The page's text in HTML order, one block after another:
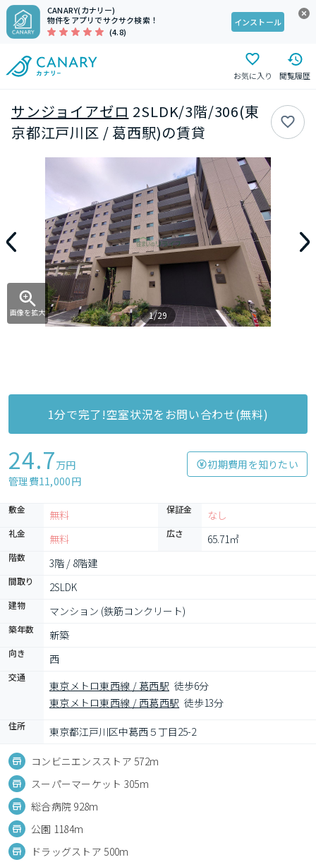
CANARY(カナリー)
物件をアプリでサクサク検索！
(4.8)
インストール
お気に入り 閲覧履歴
サンジョイアゼロ 2SLDK/3階/306(東
京都江戸川区 / 葛西駅)の賃貸
画像を拡大 1/29
1分で完了!空室状況をお問い合わせ(無料)
24.7万円
管理費11,000円
初期費用を知りたい
敷金 無料 保証金 なし
礼金 無料 広さ 65.71㎡
階数 3階 / 8階建
間取り 2SLDK
建物 マンション (鉄筋コンクリート)
築年数 新築
向き 西
交通
東京メトロ東西線 / 葛西駅 徒歩6分
東京メトロ東西線 / 西葛西駅 徒歩13分
住所 東京都江戸川区中葛西５丁目25-2
コンビニエンスストア 572m
スーパーマーケット 305m
総合病院 928m
公園 1184m
ドラッグストア 500m